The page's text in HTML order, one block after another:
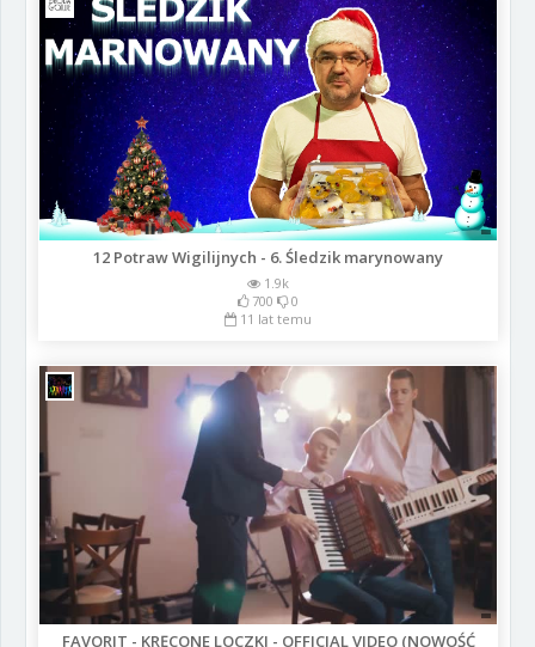
12 Potraw Wigilijnych - 6. Śledzik marynowany
1.9k
700
0
11 lat temu
FAVORIT - KRĘCONE LOCZKI - OFFICIAL VIDEO (NOWOŚĆ